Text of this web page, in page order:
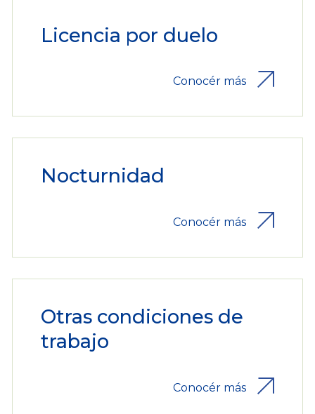
Licencia por duelo
Conocér más
Nocturnidad
Conocér más
Otras condiciones de
trabajo
Conocér más